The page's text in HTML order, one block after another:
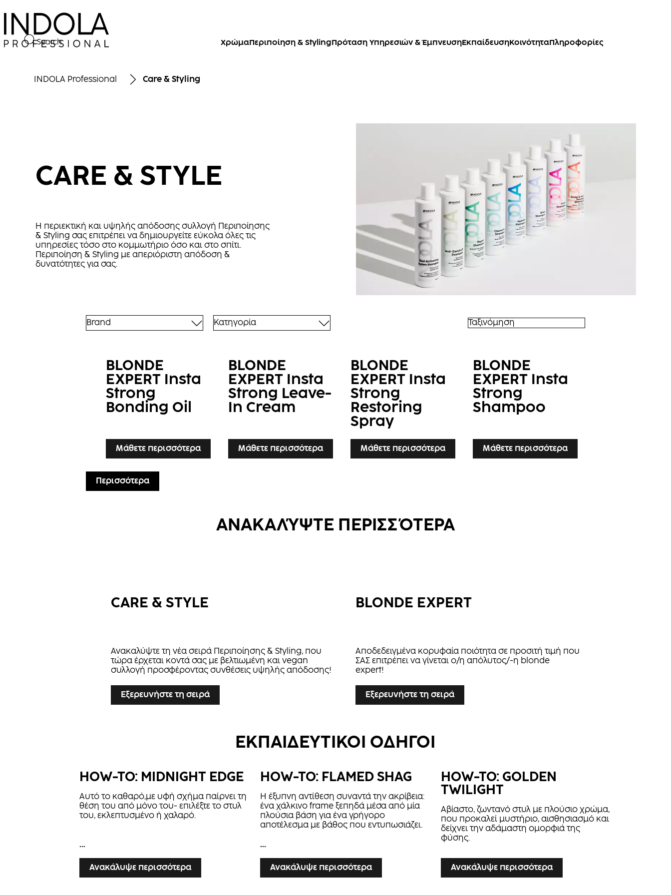
ΧρώμαΠεριποίηση & StylingΠρόταση Υπηρεσιών & ΈμπνευσηΕκπαίδευσηΚοινότηταΠληροφορίες
Search
INDOLA Professional Care & Styling
CARE & STYLE
Η περιεκτική και υψηλής απόδοσης συλλογή Περιποίησης
& Styling σας επιτρέπει να δημιουργείτε εύκολα όλες τις
υπηρεσίες τόσο στο κομμωτήριο όσο και στο σπίτι.
Περιποίηση & Styling με απεριόριστη απόδοση &
δυνατότητες για σας.
Brand Κατηγορία Ταξινόμηση
BLONDE
EXPERT Insta
Strong
Bonding Oil​
Μάθετε περισσότερα
BLONDE
EXPERT Insta
Strong Leave-
In Cream
Μάθετε περισσότερα
BLONDE
EXPERT Insta
Strong
Restoring
Spray
Μάθετε περισσότερα
BLONDE
EXPERT Insta
Strong
Shampoo
Μάθετε περισσότερα
Περισσότερα
ΑΝΑΚΑΛΎΨΤΕ ΠΕΡΙΣΣΌΤΕΡΑ
CARE & STYLE
Ανακαλύψτε τη νέα σειρά Περιποίησης & Styling, που
τώρα έρχεται κοντά σας με βελτιωμένη και vegan
συλλογή προσφέροντας συνθέσεις υψηλής απόδοσης!
Εξερευνήστε τη σειρά
BLONDE EXPERT
Αποδεδειγμένα κορυφαία ποιότητα σε προσιτή τιμή που
ΣΑΣ επιτρέπει να γίνεται ο/η απόλυτος/-η blonde
expert!
Εξερευνήστε τη σειρά
ΕΚΠΑΙΔΕΥΤΙΚΟΙ ΟΔΗΓΟΙ
HOW-TO: MIDNIGHT EDGE
Αυτό το καθαρό,με υφή σχήμα παίρνει τη
θέση του από μόνο του- επιλέξτε το στυλ
του, εκλεπτυσμένο ή χαλαρό.
...
Ανακάλυψε περισσότερα
HOW-TO: FLAMED SHAG
Η έξυπνη αντίθεση συναντά την ακρίβεια:
ένα χάλκινο frame ξεπηδά μέσα από μία
πλούσια βάση για ένα γρήγορο
αποτέλεσμα με βάθος που εντυπωσιάζει.
...
Ανακάλυψε περισσότερα
HOW-TO: GOLDEN
TWILIGHT
Αβίαστο, ζωντανό στυλ με πλούσιο χρώμα,
που προκαλεί μυστήριο, αισθησιασμό και
δείχνει την αδάμαστη ομορφιά της
φύσης.
...
Ανακάλυψε περισσότερα